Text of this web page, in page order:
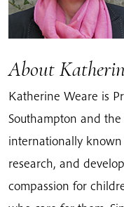
About
Katherine Weare is
Southampton and the
internationally
research, and
compassion for